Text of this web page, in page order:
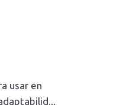
usar en
...